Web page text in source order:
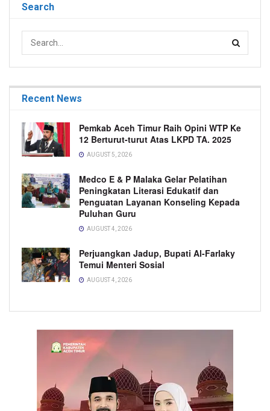
Search
Recent News
Pemkab Aceh Timur Raih Opini WTP Ke
12 Berturut-turut Atas LKPD TA. 2025
AUGUST 5, 2026
Medco E & P Malaka Gelar Pelatihan
Peningkatan Literasi Edukatif dan
Penguatan Layanan Konseling Kepada
Puluhan Guru
AUGUST 4, 2026
Perjuangkan Jadup, Bupati Al-Farlaky
Temui Menteri Sosial
AUGUST 4, 2026